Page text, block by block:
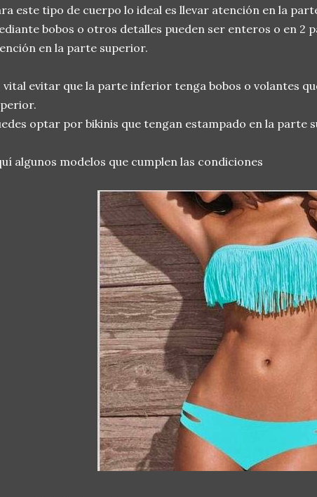
este tipo de cuerpo lo ideal es llevar atención en la
bobos o otros detalles pueden ser enteros o en 2
en la parte superior.
vital evitar que la parte inferior tenga bobos o volantes
optar por bikinis que tengan estampado en la parte
algunos modelos que cumplen las condiciones